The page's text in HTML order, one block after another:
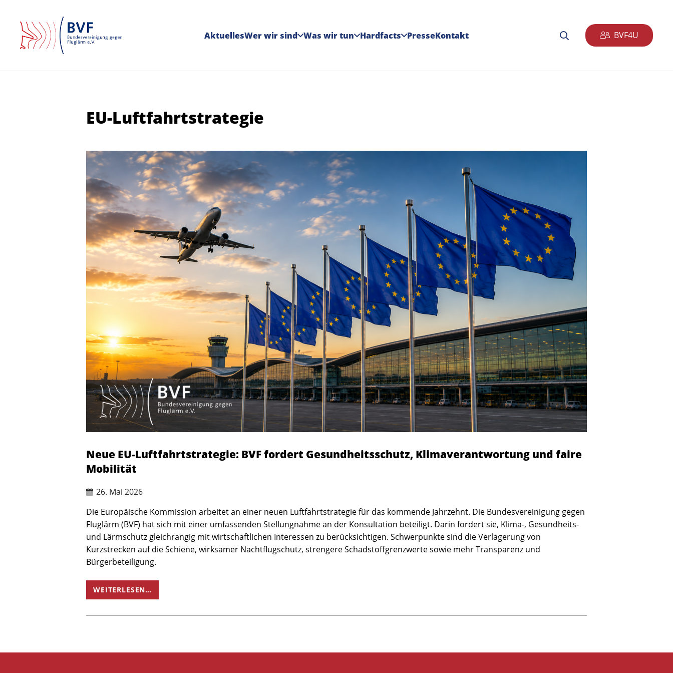
AktuellesWer wir sind Was wir tun Hardfacts PresseKontakt BVF4U
EU-Luftfahrtstrategie
Neue EU-Luftfahrtstrategie: BVF fordert Gesundheitsschutz, Klimaverantwortung und faire
Mobilität
26. Mai 2026
Die Europäische Kommission arbeitet an einer neuen Luftfahrtstrategie für das kommende Jahrzehnt. Die Bundesvereinigung gegen
Fluglärm (BVF) hat sich mit einer umfassenden Stellungnahme an der Konsultation beteiligt. Darin fordert sie, Klima-, Gesundheits-
und Lärmschutz gleichrangig mit wirtschaftlichen Interessen zu berücksichtigen. Schwerpunkte sind die Verlagerung von
Kurzstrecken auf die Schiene, wirksamer Nachtflugschutz, strengere Schadstoffgrenzwerte sowie mehr Transparenz und
Bürgerbeteiligung.
WEITERLESEN…